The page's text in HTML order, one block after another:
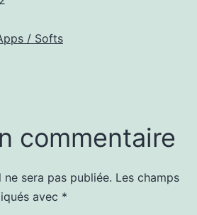
/ Softs
commentaire
sera pas publiée. Les champs
avec *